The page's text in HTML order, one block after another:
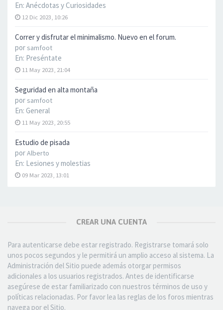
En: Anécdotas y Curiosidades
12 Dic 2023, 10:26
Correr y disfrutar el minimalismo. Nuevo en el forum.
por samfoot
En: Preséntate
11 May 2023, 21:04
Seguridad en alta montaña
por samfoot
En: General
11 May 2023, 20:55
Estudio de pisada
porAlberto
En: Lesiones y molestias
09 Mar 2023, 13:01
CREAR UNA CUENTA
Para autenticarse debe estar registrado. Registrarse tomará solo
unos pocos segundos y le permitirá un amplio acceso al sistema. La
Administración del Sitio puede además otorgar permisos
adicionales a los usuarios registrados. Antes de identificarse
asegúrese de estar familiarizado con nuestros términos de uso y
políticas relacionadas. Por favor lea las reglas de los foros mientras
navega por el Sitio.